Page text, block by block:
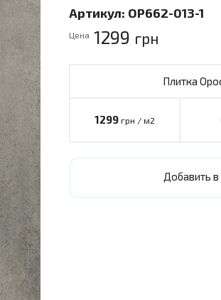
Артикул: OP662-013-1
Цена 1299 грн
Плитка
1299 грн / м2
Добавить в